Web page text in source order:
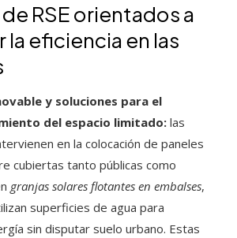
RSE orientados a
eficiencia en las
y soluciones para el
del espacio limitado: las
en la colocación de paneles
cubiertas tanto públicas como
granjas solares flotantes en embalses,
superficies de agua para
sin disputar suelo urbano. Estas